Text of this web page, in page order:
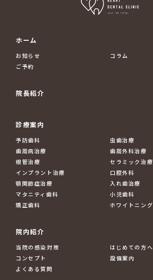
ホーム
お知らせ
コラム
ご予約
院長紹介
診療案内
予防歯科
虫歯治療
歯周病治療
歯周外科治療
根管治療
セラミック治療
インプラント治療
口腔外科
顎関節症治療
入れ歯治療
マタニティ歯科
小児歯科
矯正歯科
ホワイトニング
院内紹介
当院の感染対策
はじめての方へ
コンセプト
設備案内
よくある質問